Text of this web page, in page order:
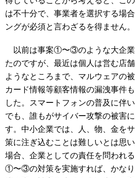
は不十分で、事業者を選択する場
ングが必須と言わざるを得ません。
以前は事案①〜③のような大企業
たのですが、最近は個人は営む店
ようなところまで、マルウェアの
カード情報等顧客情報の漏洩事件
した。スマートフォンの普及に伴
でも、誰もがサイバー攻撃の被害
す。中小企業では、人、物、金を
策に注ぎ込むことは難しいとは思
場合、企業としての責任を問われ
①〜③の対策を実施すれば、かな